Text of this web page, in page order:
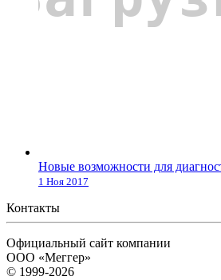
Новые возможности для
1 Ноя 2017
Контакты
Официальный сайт компании
ООО «Меггер»
© 1999-2026